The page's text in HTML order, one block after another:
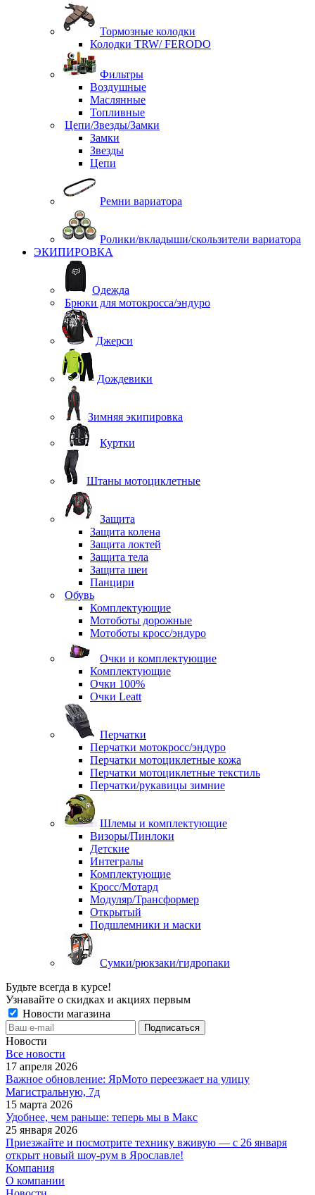
Тормозные колодки
Колодки TRW/ FERODO
Фильтры
Воздушные
Маслянные
Топливные
Цепи/Звезды/Замки
Замки
Звезды
Цепи
Ремни вариатора
Ролики/вкладыши/скользители вариатора
ЭКИПИРОВКА
Одежда
Брюки для мотокросса/эндуро
Джерси
Дождевики
Зимняя экипировка
Куртки
Штаны мотоциклетные
Защита
Защита колена
Защита локтей
Защита тела
Защита шеи
Панцири
Обувь
Комплектующие
Мотоботы дорожные
Мотоботы кросс/эндуро
Очки и комплектующие
Комплектующие
Очки 100%
Очки Leatt
Перчатки
Перчатки мотокросс/эндуро
Перчатки мотоциклетные кожа
Перчатки мотоциклетные текстиль
Перчатки/рукавицы зимние
Шлемы и комплектующие
Визоры/Пинлоки
Детские
Интегралы
Комплектующие
Кросс/Мотард
Модуляр/Трансформер
Открытый
Подшлемники и маски
Сумки/рюкзаки/гидропаки
Будьте всегда в курсе!
Узнавайте о скидках и акциях первым
Новости магазина
Новости
Все новости
17 апреля 2026
Важное обновление: ЯрМото переезжает на улицу
Магистральную, 7д
15 марта 2026
Удобнее, чем раньше: теперь мы в Макс
25 января 2026
Приезжайте и посмотрите технику вживую — с 26 января
открыт новый шоу-рум в Ярославле!
Компания
О компании